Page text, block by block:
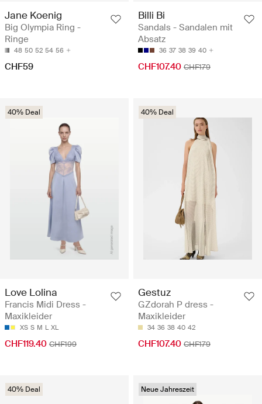
Jane Koenig
Big Olympia Ring -
Ringe
48 50 52 54 56
CHF59
Billi Bi
Sandals - Sandalen mit
Absatz
36 37 38 39 40
CHF107.40 CHF179
40% Deal
Love Lolina
Francis Midi Dress -
Maxikleider
XS S M L XL
CHF119.40 CHF199
40% Deal
Gestuz
GZdorah P dress -
Maxikleider
34 36 38 40 42
CHF107.40 CHF179
40% Deal Neue Jahreszeit